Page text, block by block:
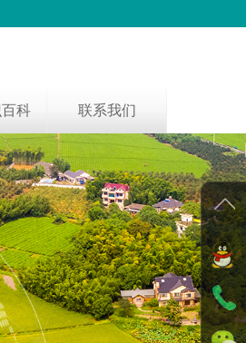
科 联系我们